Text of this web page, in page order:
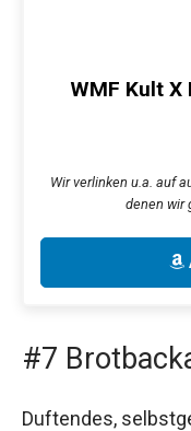
WMF Kult
Wir verlinken u.a. auf
denen wir
#7
Duftendes,